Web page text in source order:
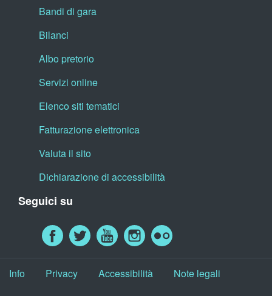
Bandi di gara
Bilanci
Albo pretorio
Servizi online
Elenco siti tematici
Fatturazione elettronica
Valuta il sito
Dichiarazione di accessibilità
Seguici su
Info Privacy Accessibilità Note legali